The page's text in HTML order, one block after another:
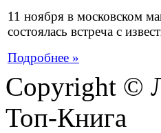
11 ноября в московском
состоялась встреча с
Подробнее »
Copyright ©
Топ-Книга